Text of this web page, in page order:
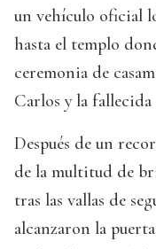
un vehículo oficial
hasta el templo
ceremonia de
Carlos y la fallecida
Después de un
de la multitud de
tras las vallas de
alcanzaron la